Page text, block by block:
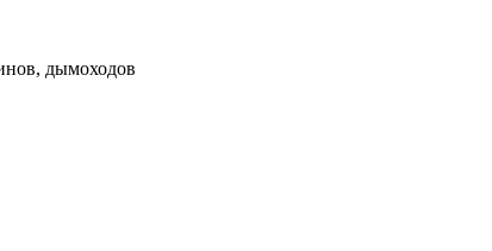
дымоходов